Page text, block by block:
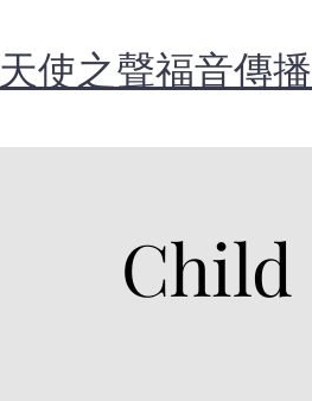
天使之聲福音傳
Child